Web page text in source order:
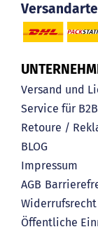
Versand und
Service für
Retoure /
BLOG
Impressum
AGB
Widerrufsrecht
Öffentliche